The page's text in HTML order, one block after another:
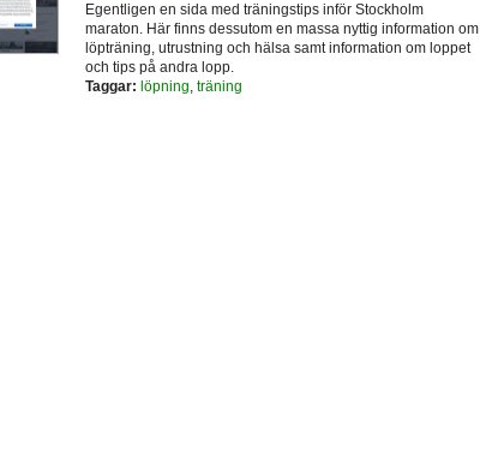
Egentligen en sida med träningstips inför Stockholm
maraton. Här finns dessutom en massa nyttig information om
löpträning, utrustning och hälsa samt information om loppet
och tips på andra lopp.
Taggar: löpning, träning